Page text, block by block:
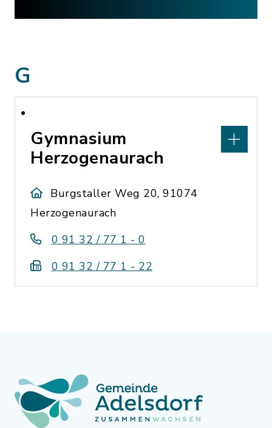
G
Gymnasium
Herzogenaurach
Burgstaller Weg 20, 91074
Herzogenaurach
0 91 32 / 77 1 - 0
0 91 32 / 77 1 - 22